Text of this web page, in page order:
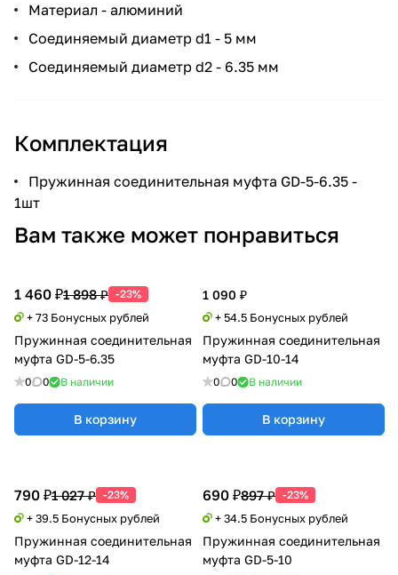
Материал - алюминий
Соединяемый диаметр d1 - 5 мм
Соединяемый диаметр d2 - 6.35 мм
Комплектация
Пружинная соединительная муфта GD-5-6.35 -
1шт
Вам также может понравиться
1 460 ₽1 898 ₽ -23%
+ 73 Бонусных рублей
Пружинная соединительная
муфта GD-5-6.35
0 0 В наличии
В корзину
1 090 ₽
+ 54.5 Бонусных рублей
Пружинная соединительная
муфта GD-10-14
0 0 В наличии
В корзину
690 ₽897 ₽ -23%
+ 34.5 Бонусных рублей
Пружинная соединительная
муфта GD-5-10
790 ₽1 027 ₽ -23%
+ 39.5 Бонусных рублей
Пружинная соединительная
муфта GD-12-14